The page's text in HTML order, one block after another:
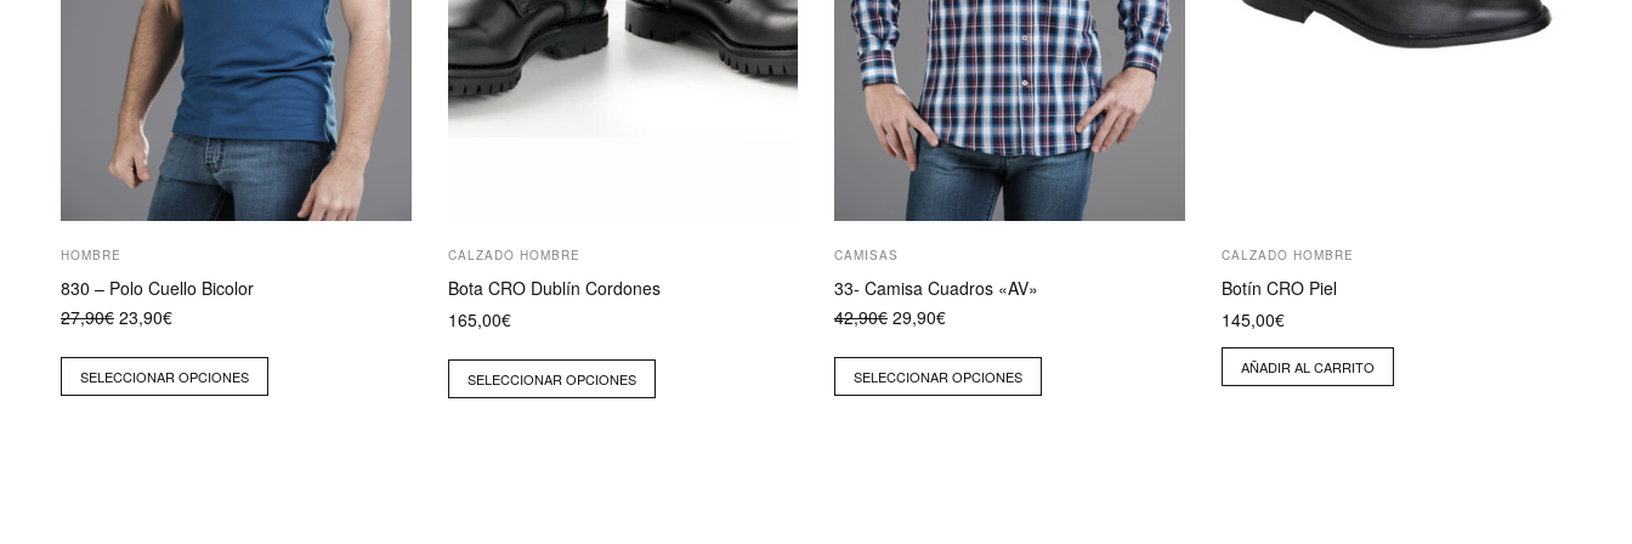
HOMBRE
830 – Polo Cuello Bicolor
27,90€ El
precio
era:
27,90€.
23,90€El
es:
23,90€.
SELECCIONAR OPCIONES
producto
CALZADO HOMBRE
Bota CRO Dublín Cordones
165,00€
SELECCIONAR OPCIONES
página
de
producto
CAMISAS
33- Camisa Cuadros «AV»
42,90€ El
precio
era:
42,90€.
29,90€El
es:
29,90€.
SELECCIONAR OPCIONES
página
producto
CALZADO HOMBRE
Botín CRO Piel
145,00€
AÑADIR AL CARRITO